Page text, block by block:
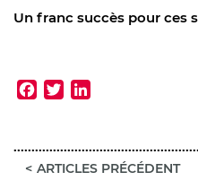
Un franc succès pour ces
Facebook
Twitter
ARTICLES PRÉCÉDENT